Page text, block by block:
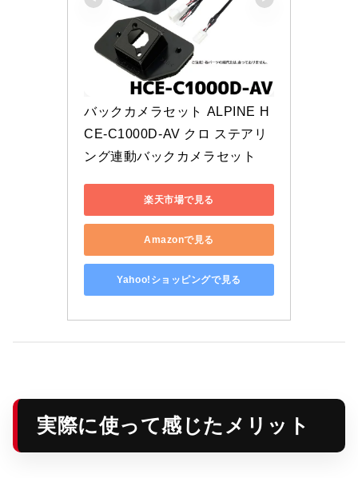
バックカメラセット ALPINE H
CE-C1000D-AV クロ ステアリ
ング連動バックカメラセット
楽天市場で見る
Amazonで見る
Yahoo!ショッピングで見る
実際に使って感じたメリット